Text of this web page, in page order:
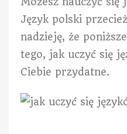
Język polski
nadzieję, że
tego, jak uczyć się
Ciebie przydatne.